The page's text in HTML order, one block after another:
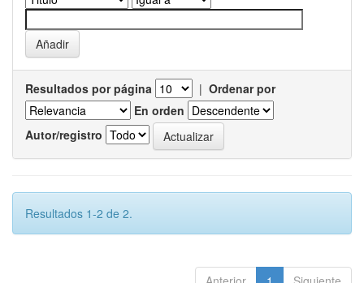
Resultados por página | Ordenar por
En orden
Autor/registro
Resultados 1-2 de 2.